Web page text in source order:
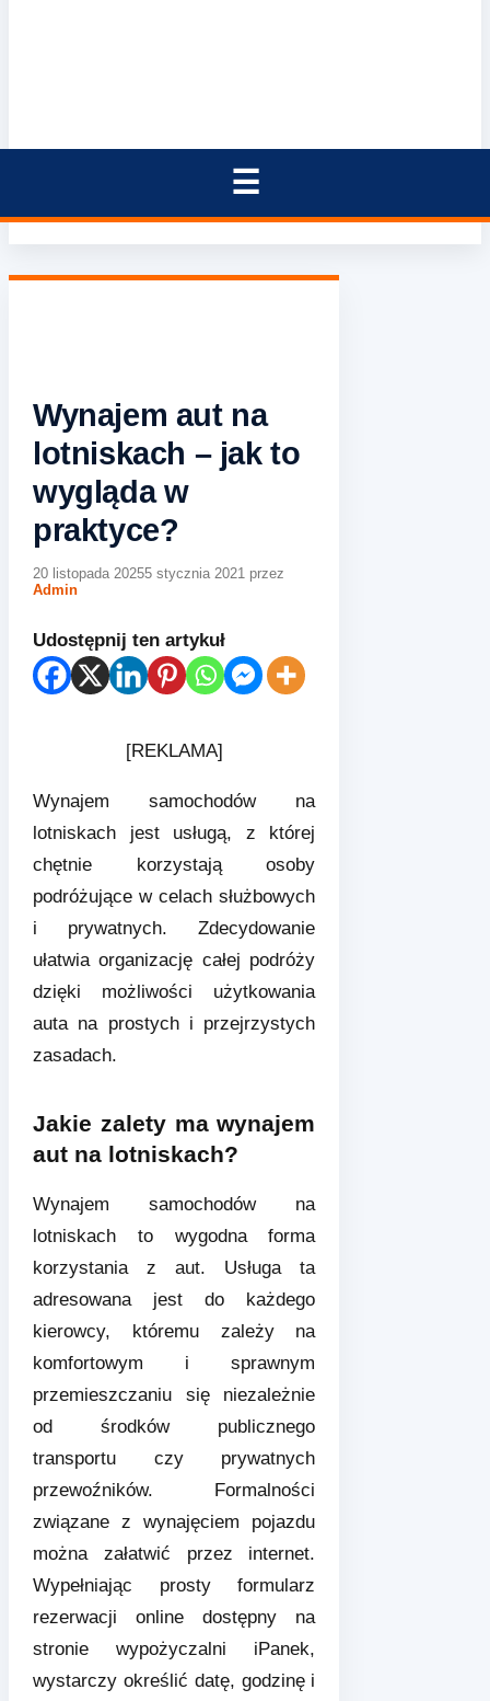
Wynajem aut na
lotniskach – jak to
wygląda w
praktyce?
20 listopada 20255 stycznia 2021 przez
Admin
Udostępnij ten artykuł
[REKLAMA]
Wynajem samochodów na
lotniskach jest usługą, z której
chętnie korzystają osoby
podróżujące w celach służbowych
i prywatnych. Zdecydowanie
ułatwia organizację całej podróży
dzięki możliwości użytkowania
auta na prostych i przejrzystych
zasadach.
Jakie zalety ma wynajem
aut na lotniskach?
Wynajem samochodów na
lotniskach to wygodna forma
korzystania z aut. Usługa ta
adresowana jest do każdego
kierowcy, któremu zależy na
komfortowym i sprawnym
przemieszczaniu się niezależnie
od środków publicznego
transportu czy prywatnych
przewoźników. Formalności
związane z wynajęciem pojazdu
można załatwić przez internet.
Wypełniając prosty formularz
rezerwacji online dostępny na
stronie wypożyczalni iPanek,
wystarczy określić datę, godzinę i